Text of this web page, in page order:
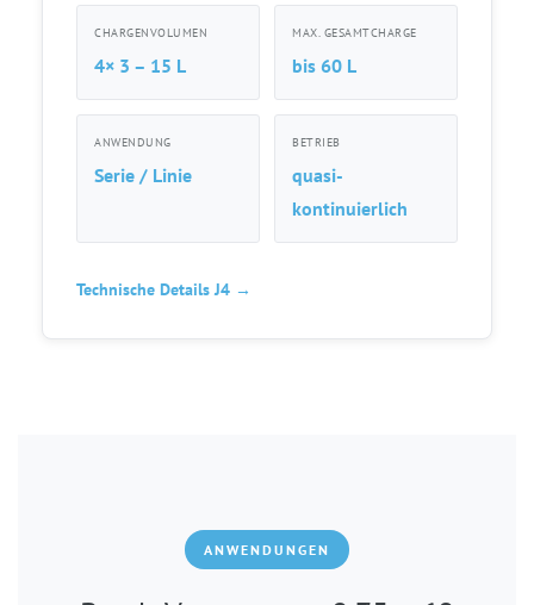
CHARGENVOLUMEN
4× 3 – 15 L
MAX. GESAMTCHARGE
bis 60 L
ANWENDUNG
Serie / Linie
BETRIEB
quasi-
kontinuierlich
Technische Details J4 →
ANWENDUNGEN